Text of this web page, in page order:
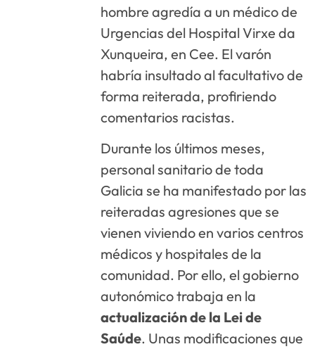
hombre agredía a un médico de
Urgencias del Hospital Virxe da
Xunqueira, en Cee. El varón
habría insultado al facultativo de
forma reiterada, profiriendo
comentarios racistas.
Durante los últimos meses,
personal sanitario de toda
Galicia se ha manifestado por las
reiteradas agresiones que se
vienen viviendo en varios centros
médicos y hospitales de la
comunidad. Por ello, el gobierno
autonómico trabaja en la
actualización de la Lei de
Saúde. Unas modificaciones que